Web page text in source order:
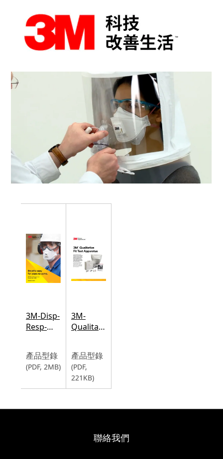
3M-Disp-
Resp-
產品型錄
(PDF, 2MB)
3M-
Qualitative-
sell-
sheet.pdf
產品型錄
(PDF,
221KB)
聯絡我們